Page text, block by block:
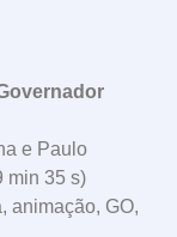
e Paulo
min 35 s)
animação, GO,